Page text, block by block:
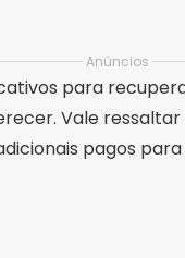
Anúncios
para
Vale
pagos